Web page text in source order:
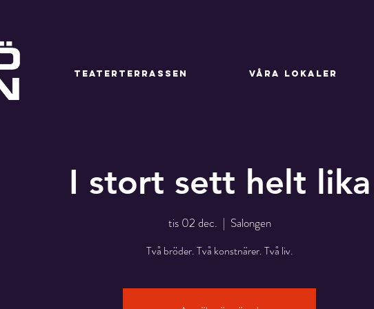
TEATERTERRASSEN VÅRA LOKALER
I stort sett helt lika
tis 02 dec.
  |
Salongen